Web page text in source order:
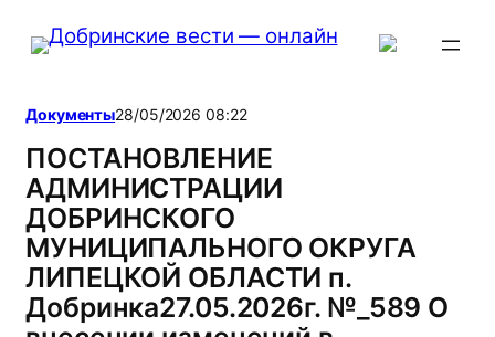
Перейти
Документы28/05/2026 08:22
ПОСТАНОВЛЕНИЕ
АДМИНИСТРАЦИИ
ДОБРИНСКОГО
МУНИЦИПАЛЬНОГО ОКРУГА
ЛИПЕЦКОЙ ОБЛАСТИ п.
Добринка27.05.2026г. №_589 О